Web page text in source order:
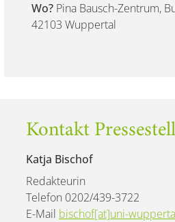
Wo? Pina Bausch-Zentrum,
42103 Wuppertal
Kontakt
Katja Bischof
Redakteurin
Telefon 0202/439-3722
E-Mail bischof[at]uni-